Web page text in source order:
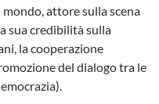
attore sulla scena
sua credibilità sulla
la cooperazione
del dialogo tra le